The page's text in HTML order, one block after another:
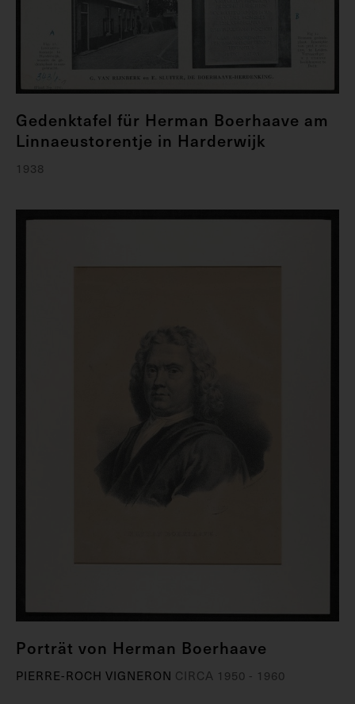
Gedenktafel für Herman Boerhaave am
Linnaeustorentje in Harderwijk
1938
Porträt von Herman Boerhaave
PIERRE-ROCH VIGNERON CIRCA 1950 - 1960